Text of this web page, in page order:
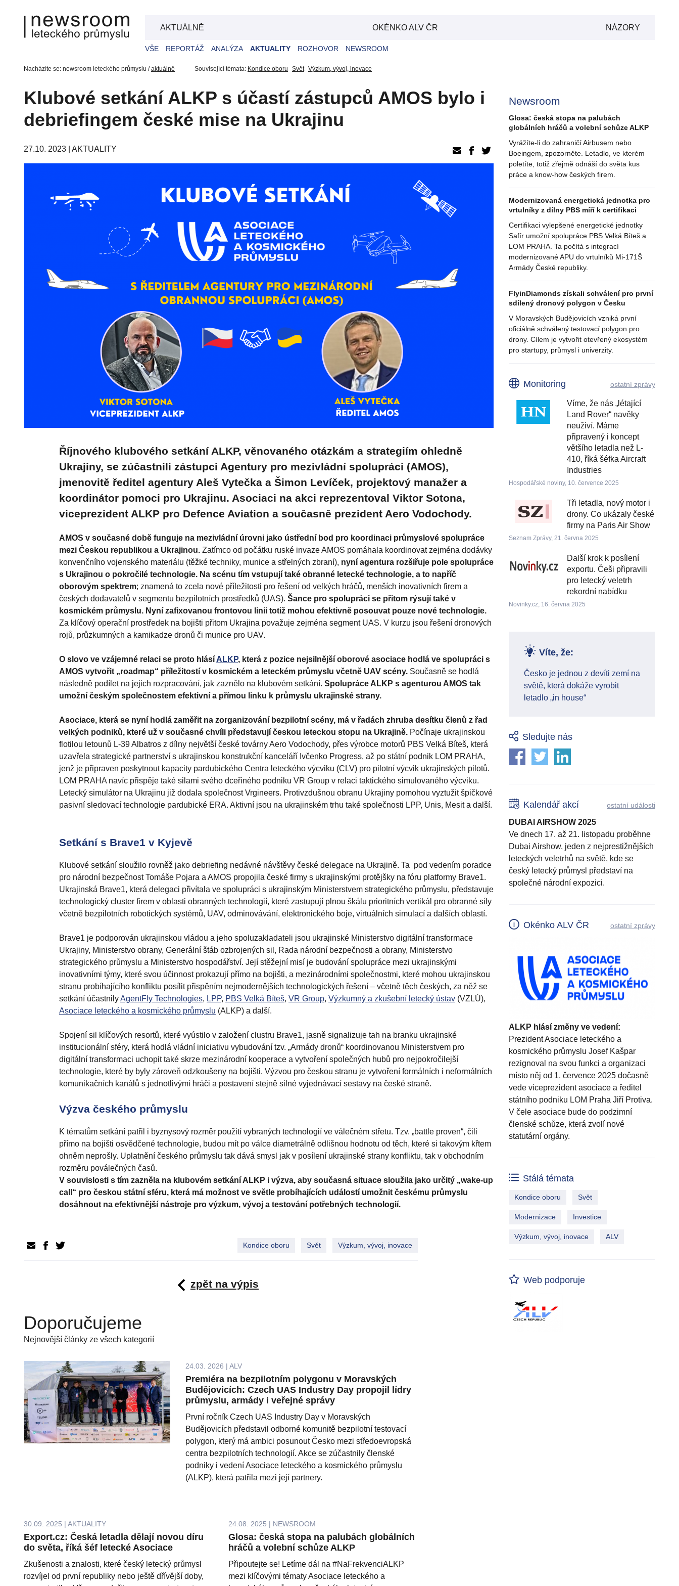
AKTUÁLNĚ OKÉNKO ALV ČR NÁZORY
VŠE REPORTÁŽ ANALÝZA AKTUALITY ROZHOVOR NEWSROOM
Nacházíte se: newsroom leteckého průmyslu /aktuálně Související témata: Kondice oboru Svět Výzkum, vývoj, inovace
Klubové setkání ALKP s účastí zástupců AMOS bylo i
debriefingem české mise na Ukrajinu
27.10. 2023 | AKTUALITY
Říjnového klubového setkání ALKP, věnovaného otázkám a strategiím ohledně
Ukrajiny, se zúčastnili zástupci Agentury pro mezivládní spolupráci (AMOS),
jmenovitě ředitel agentury Aleš Vytečka a Šimon Levíček, projektový manažer a
koordinátor pomoci pro Ukrajinu. Asociaci na akci reprezentoval Viktor Sotona,
viceprezident ALKP pro Defence Aviation a současně prezident Aero Vodochody.
AMOS v současné době funguje na mezivládní úrovni jako ústřední bod pro koordinaci průmyslové spolupráce
mezi Českou republikou a Ukrajinou. Zatímco od počátku ruské invaze AMOS pomáhala koordinovat zejména dodávky
konvenčního vojenského materiálu (těžké techniky, munice a střelných zbraní), nyní agentura rozšiřuje pole spolupráce
s Ukrajinou o pokročilé technologie. Na scénu tím vstupují také obranné letecké technologie, a to napříč
oborovým spektrem; znamená to zcela nové příležitosti pro řešení od velkých hráčů, menších inovativních firem a
českých dodavatelů v segmentu bezpilotních prostředků (UAS). Šance pro spolupráci se přitom rýsují také v
kosmickém průmyslu. Nyní zafixovanou frontovou linii totiž mohou efektivně posouvat pouze nové technologie.
Za klíčový operační prostředek na bojišti přitom Ukrajina považuje zejména segment UAS. V kurzu jsou řešení dronových
rojů, průzkumných a kamikadze dronů či munice pro UAV.
O slovo ve vzájemné relaci se proto hlásí ALKP, která z pozice nejsilnější oborové asociace hodlá ve spolupráci s
AMOS vytvořit „roadmap“ příležitostí v kosmickém a leteckém průmyslu včetně UAV scény. Současně se hodlá
následně podílet na jejich rozpracování, jak zaznělo na klubovém setkání. Spolupráce ALKP s agenturou AMOS tak
umožní českým společnostem efektivní a přímou linku k průmyslu ukrajinské strany.
Asociace, která se nyní hodlá zaměřit na zorganizování bezpilotní scény, má v řadách zhruba desítku členů z řad
velkých podniků, které už v současné chvíli představují českou leteckou stopu na Ukrajině. Počínaje ukrajinskou
flotilou letounů L-39 Albatros z dílny největší české továrny Aero Vodochody, přes výrobce motorů PBS Velká Bíteš, která
uzavřela strategické partnerství s ukrajinskou konstrukční kanceláří Ivčenko Progress, až po státní podnik LOM PRAHA,
jenž je připraven poskytnout kapacity pardubického Centra leteckého výcviku (CLV) pro pilotní výcvik ukrajinských pilotů.
LOM PRAHA navíc přispěje také silami svého dceřiného podniku VR Group v relaci taktického simulovaného výcviku.
Letecký simulátor na Ukrajinu již dodala společnost Vrgineers. Protivzdušnou obranu Ukrajiny pomohou vyztužit špičkové
pasivní sledovací technologie pardubické ERA. Aktivní jsou na ukrajinském trhu také společnosti LPP, Unis, Mesit a další.
Setkání s Brave1 v Kyjevě
Klubové setkání sloužilo rovněž jako debriefing nedávné návštěvy české delegace na Ukrajině. Ta pod vedením poradce
pro národní bezpečnost Tomáše Pojara a AMOS propojila české firmy s ukrajinskými protějšky na fóru platformy Brave1.
Ukrajinská Brave1, která delegaci přivítala ve spolupráci s ukrajinským Ministerstvem strategického průmyslu, představuje
technologický cluster firem v oblasti obranných technologií, které zastupují plnou škálu prioritních vertikál pro obranné síly
včetně bezpilotních robotických systémů, UAV, odminovávání, elektronického boje, virtuálních simulací a dalších oblastí.
Brave1 je podporován ukrajinskou vládou a jeho spoluzakladateli jsou ukrajinské Ministerstvo digitální transformace
Ukrajiny, Ministerstvo obrany, Generální štáb ozbrojených sil, Rada národní bezpečnosti a obrany, Ministerstvo
strategického průmyslu a Ministerstvo hospodářství. Její stěžejní misí je budování spolupráce mezi ukrajinskými
inovativními týmy, které svou účinnost prokazují přímo na bojišti, a mezinárodními společnostmi, které mohou ukrajinskou
stranu probíhajícího konfliktu posílit přispěním nejmodernějších technologických řešení – včetně těch českých, za něž se
setkání účastnilyAgentFly Technologies, LPP, PBS Velká Bíteš, VR Group, Výzkumný a zkušební letecký ústav (VZLÚ),
Asociace leteckého a kosmického průmyslu (ALKP) a další.
Spojení sil klíčových resortů, které vyústilo v založení clustru Brave1, jasně signalizuje tah na branku ukrajinské
institucionální sféry, která hodlá vládní iniciativu vybudování tzv. „Armády dronů“ koordinovanou Ministerstvem pro
digitální transformaci uchopit také skrze mezinárodní kooperace a vytvoření společných hubů pro nejpokročilejší
technologie, které by byly zároveň odzkoušeny na bojišti. Výzvou pro českou stranu je vytvoření formálních i neformálních
komunikačních kanálů s jednotlivými hráči a postavení stejně silné vyjednávací sestavy na české straně.
Výzva českého průmyslu
K tématům setkání patřil i byznysový rozměr použití vybraných technologií ve válečném střetu. Tzv. „battle proven“, čili
přímo na bojišti osvědčené technologie, budou mít po válce diametrálně odlišnou hodnotu od těch, které si takovým křtem
ohněm neprošly. Uplatnění českého průmyslu tak dává smysl jak v posílení ukrajinské strany konfliktu, tak v obchodním
rozměru poválečných časů.
V souvislosti s tím zazněla na klubovém setkání ALKP i výzva, aby současná situace sloužila jako určitý „wake-up
call“ pro českou státní sféru, která má možnost ve světle probíhajících událostí umožnit českému průmyslu
dosáhnout na efektivnější nástroje pro výzkum, vývoj a testování potřebných technologií.
Kondice oboru Svět Výzkum, vývoj, inovace
zpět na výpis
Doporučujeme
Nejnovější články ze všech kategorií
24.03. 2026 | ALV
Premiéra na bezpilotním polygonu v Moravských
Budějovicích: Czech UAS Industry Day propojil lídry
průmyslu, armády i veřejné správy
První ročník Czech UAS Industry Day v Moravských
Budějovicích představil odborné komunitě bezpilotní testovací
polygon, který má ambici posunout Česko mezi středoevropská
centra bezpilotních technologií. Akce se zúčastnily členské
podniky i vedení Asociace leteckého a kosmického průmyslu
(ALKP), která patřila mezi její partnery.
30.09. 2025 | AKTUALITY
Export.cz: Česká letadla dělají novou díru
do světa, říká šéf letecké Asociace
Zkušenosti a znalosti, které český letecký průmysl
rozvíjel od první republiky nebo ještě dřívější doby,
24.08. 2025 | NEWSROOM
Glosa: česká stopa na palubách globálních
hráčů a volební schůze ALKP
Připoutejte se! Letíme dál na #NaFrekvenciALKP
mezi klíčovými tématy Asociace leteckého a
Newsroom
Glosa: česká stopa na palubách
globálních hráčů a volební schůze ALKP
Vyrážíte-li do zahraničí Airbusem nebo
Boeingem, zpozorněte. Letadlo, ve kterém
poletíte, totiž zřejmě odnáší do světa kus
práce a know-how českých firem.
Modernizovaná energetická jednotka pro
vrtulníky z dílny PBS míří k certifikaci
Certifikaci vylepšené energetické jednotky
Safír umožní spolupráce PBS Velká Bíteš a
LOM PRAHA. Ta počítá s integrací
modernizované APU do vrtulníků Mi-171Š
Armády České republiky.
FlyinDiamonds získali schválení pro první
sdílený dronový polygon v Česku
V Moravských Budějovicích vzniká první
oficiálně schválený testovací polygon pro
drony. Cílem je vytvořit otevřený ekosystém
pro startupy, průmysl i univerzity.
Monitoring ostatní zprávy
Víme, že nás „létající
Land Rover“ navěky
neuživí. Máme
připravený i koncept
většího letadla než L-
410, říká šéfka Aircraft
Industries
Hospodářské noviny, 10. července 2025
Tři letadla, nový motor i
drony. Co ukázaly české
firmy na Paris Air Show
Seznam Zprávy, 21. června 2025
Další krok k posílení
exportu. Češi připravili
pro letecký veletrh
rekordní nabídku
Novinky.cz, 16. června 2025
Víte, že:
Česko je jednou z devíti zemí na
světě, která dokáže vyrobit
letadlo „in house“
Sledujte nás
Kalendář akcí ostatní události
DUBAI AIRSHOW 2025
Ve dnech 17. až 21. listopadu proběhne
Dubai Airshow, jeden z nejprestižnějších
leteckých veletrhů na světě, kde se
český letecký průmysl představí na
společné národní expozici.
Okénko ALV ČR ostatní zprávy
ALKP hlásí změny ve vedení:
Prezident Asociace leteckého a
kosmického průmyslu Josef Kašpar
rezignoval na svou funkci a organizaci
místo něj od 1. července 2025 dočasně
vede viceprezident asociace a ředitel
státního podniku LOM Praha Jiří Protiva.
V čele asociace bude do podzimní
členské schůze, která zvolí nové
statutární orgány.
Stálá témata
Kondice oboru Svět
Modernizace Investice
Výzkum, vývoj, inovace ALV
Web podporuje